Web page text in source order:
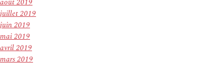
juillet 2019
juin 2019
mai 2019
avril 2019
mars 2019